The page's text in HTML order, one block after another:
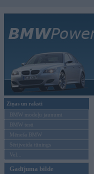
Ziņas un raksti
BMW modeļu jaunumi
BMW testi
Mēneša BMW
Sērijveida tūnings
Vel...
Gadījuma bilde